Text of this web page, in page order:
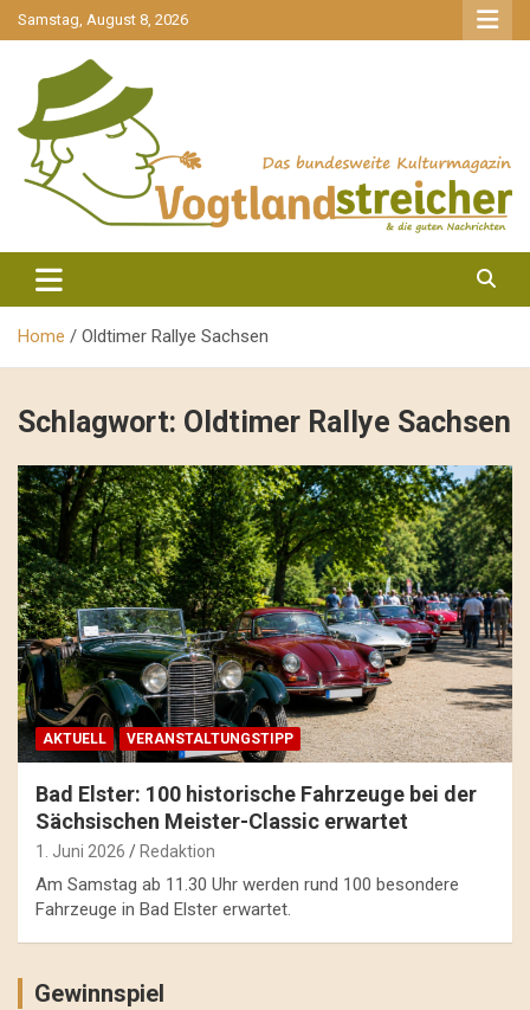
gehe
zum
Samstag, August 8, 2026
Vogtlandstreicher
Home Oldtimer Rallye Sachsen
Schlagwort: Oldtimer Rallye Sachsen
AKTUELL VERANSTALTUNGSTIPP
Bad Elster: 100 historische Fahrzeuge bei der
Sächsischen Meister-Classic erwartet
1. Juni 2026 Redaktion
Am Samstag ab 11.30 Uhr werden rund 100 besondere
Fahrzeuge in Bad Elster erwartet.
Gewinnspiel